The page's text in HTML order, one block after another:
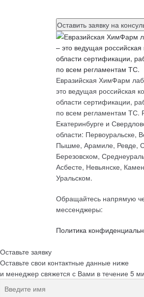
Евразийская ХимФарм
это ведущая российская
области сертификации,
по всем регламентам ТС.
Екатеринбурге и
области: Первоуральске,
Пышме, Арамиле, Ревде,
Березовском,
Асбесте, Невьянске,
Уральском.
Обращайтесь напрямую
мессенджеры:
Политика
Оставьте заявку
Оставьте свои контактные данные ниже
и менеджер свяжется с Вами в течение 5